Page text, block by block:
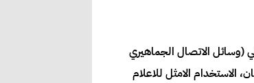
(وسائل الاتصال الجماهيري
الاستخدام الامثل للاعلام